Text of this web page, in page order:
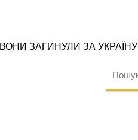
ВОНИ ЗАГИНУЛИ ЗА УКРАЇНУ